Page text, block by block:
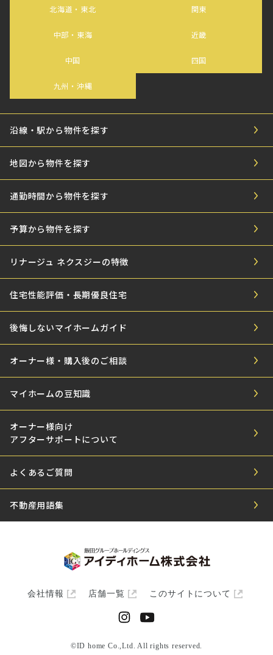
北海道・東北 関東
中部・東海 近畿
中国 四国
九州・沖縄
沿線・駅から物件を探す
地図から物件を探す
通勤時間から物件を探す
予算から物件を探す
リナージュ ネクスジーの特徴
住宅性能評価・長期優良住宅
後悔しないマイホームガイド
オーナー様・購入後のご相談
マイホームの豆知識
オーナー様向け
アフターサポートについて
よくあるご質問
不動産用語集
会社情報 店舗一覧 このサイトについて
©ID home Co.,Ltd. All rights reserved.